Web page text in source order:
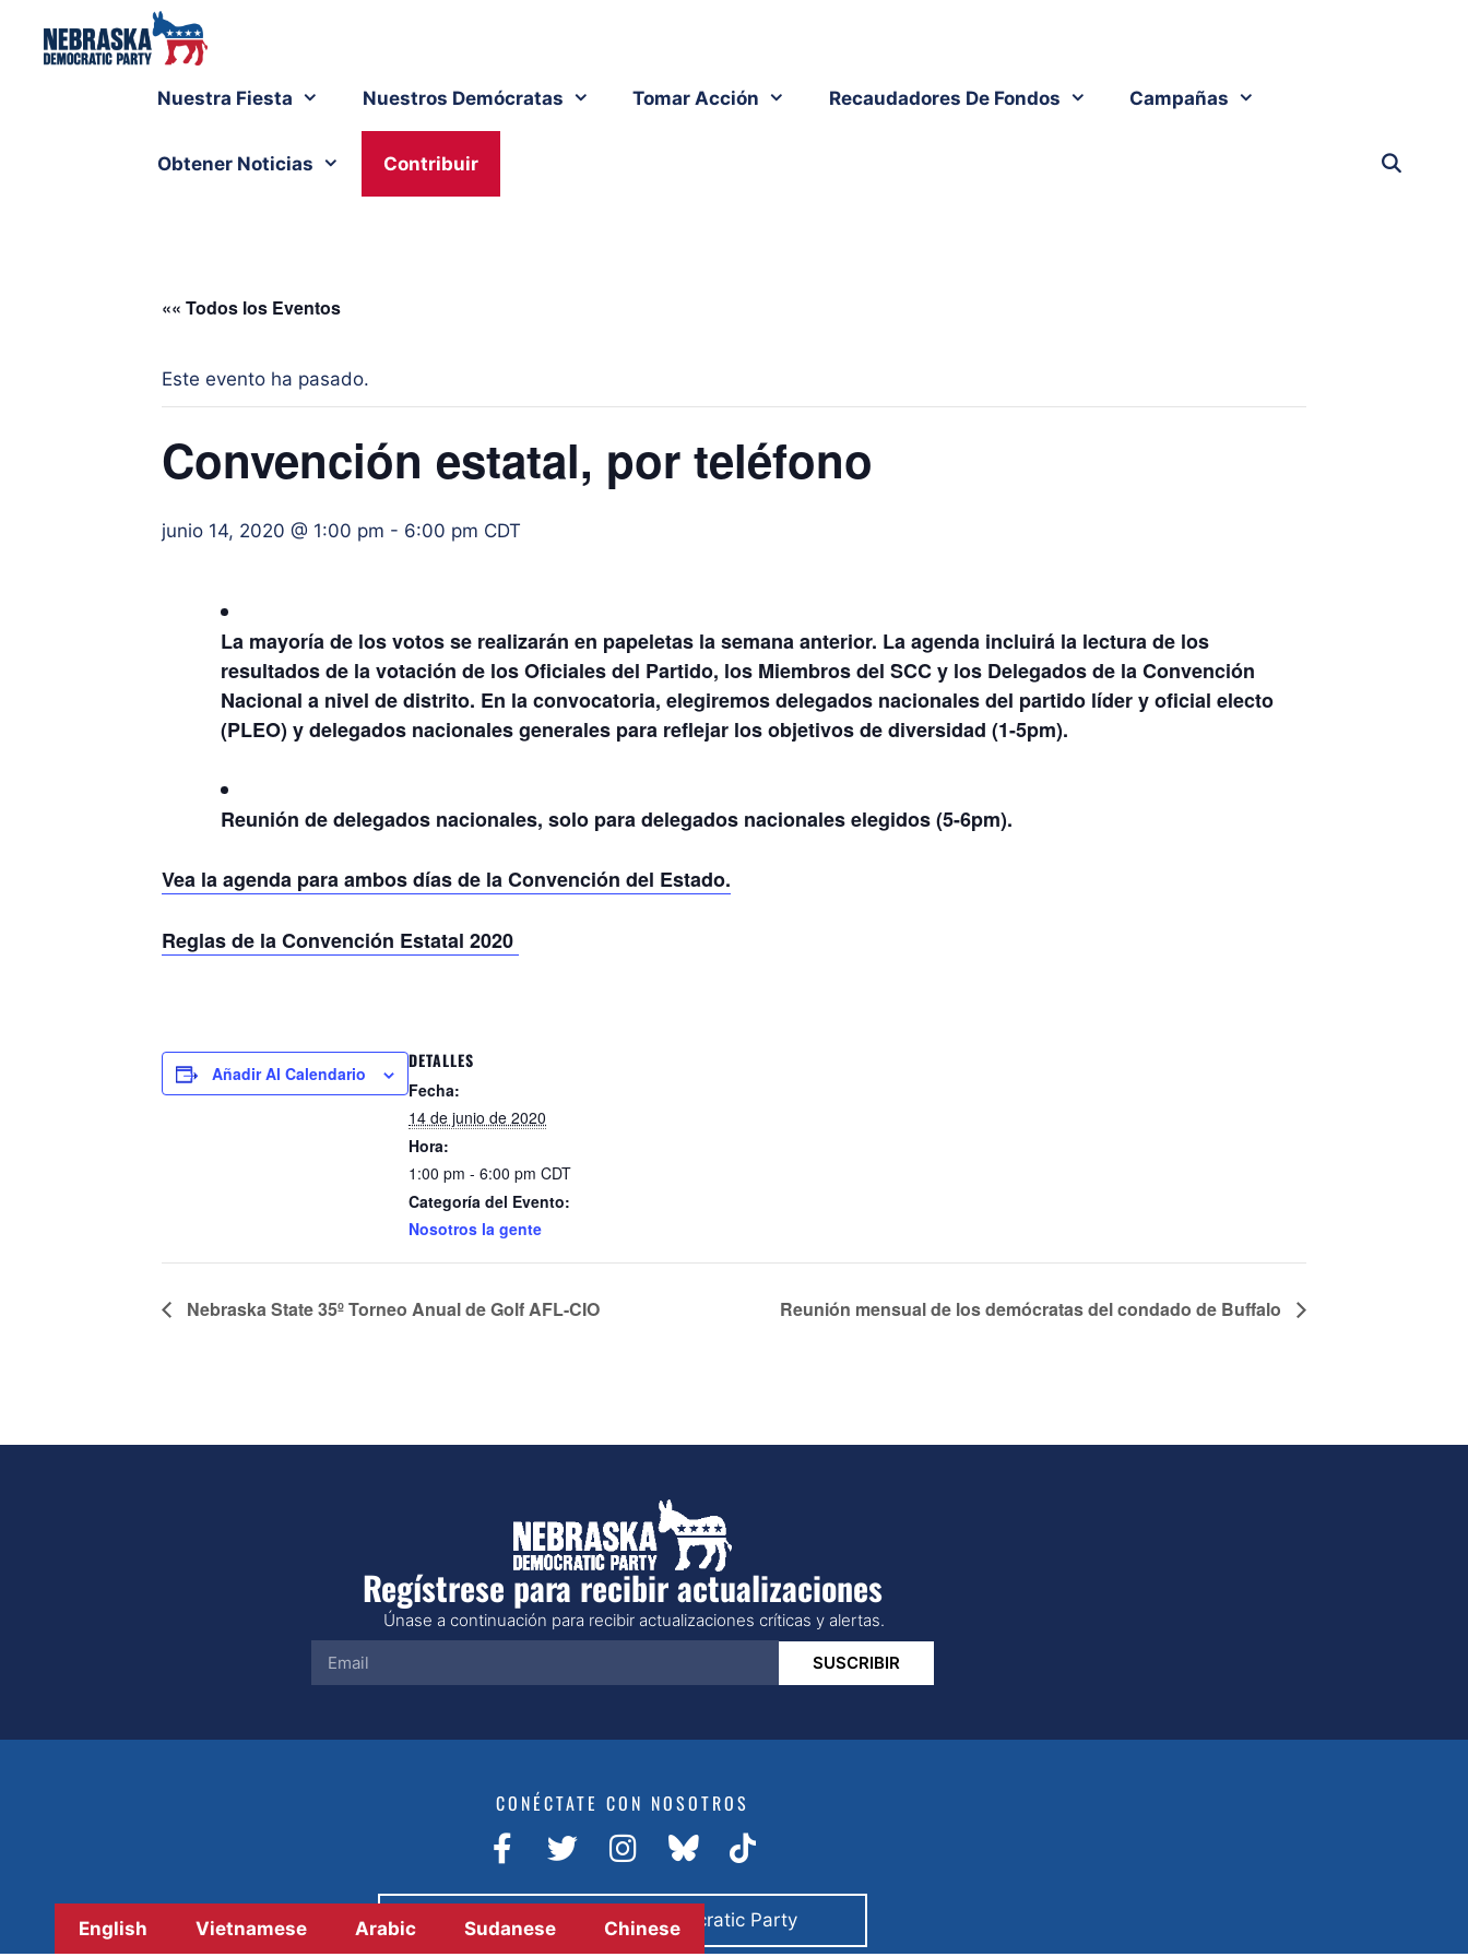
Nuestra Fiesta Nuestros Demócratas Tomar Acción Recaudadores De Fondos Campañas
Obtener Noticias Contribuir
«« Todos los Eventos
Este evento ha pasado.
Convención estatal, por teléfono
junio 14, 2020 @ 1:00 pm - 6:00 pm CDT
La mayoría de los votos se realizarán en papeletas la semana anterior. La agenda incluirá la lectura de los
resultados de la votación de los Oficiales del Partido, los Miembros del SCC y los Delegados de la Convención
Nacional a nivel de distrito. En la convocatoria, elegiremos delegados nacionales del partido líder y oficial electo
(PLEO) y delegados nacionales generales para reflejar los objetivos de diversidad (1-5pm).
Reunión de delegados nacionales, solo para delegados nacionales elegidos (5-6pm).
Vea la agenda para ambos días de la Convención del Estado.
Reglas de la Convención Estatal 2020
Añadir Al Calendario
DETALLES
Fecha:
14 de junio de 2020
Hora:
1:00 pm - 6:00 pm CDT
Categoría del Evento:
Nosotros la gente
Nebraska State 35º Torneo Anual de Golf AFL-CIO Reunión mensual de los demócratas del condado de Buffalo
Regístrese para recibir actualizaciones
Únase a continuación para recibir actualizaciones críticas y alertas.
SUSCRIBIR
CONÉCTATE CON NOSOTROS
Pagado por Nebraska Democratic Party
English Vietnamese Arabic Sudanese Chinese